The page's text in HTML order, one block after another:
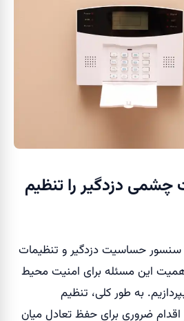
دزدگیر را تنظیم
سنسور حساسیت دزدگیر و تنظیمات
این مسئله برای امنیت محیط
به طور کلی، تنظیم
اقدام ضروری برای حفظ تعادل میان